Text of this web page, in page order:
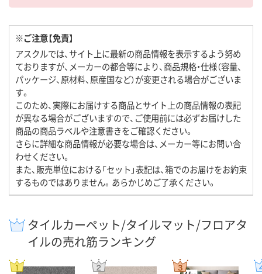
※ご注意【免責】
アスクルでは、サイト上に最新の商品情報を表示するよう努め
ておりますが、メーカーの都合等により、商品規格・仕様（容量、
パッケージ、原材料、原産国など）が変更される場合がございま
す。
このため、実際にお届けする商品とサイト上の商品情報の表記
が異なる場合がございますので、ご使用前には必ずお届けした
商品の商品ラベルや注意書きをご確認ください。
さらに詳細な商品情報が必要な場合は、メーカー等にお問い合
わせください。
また、販売単位における「セット」表記は、箱でのお届けをお約束
するものではありません。あらかじめご了承ください。
タイルカーペット/タイルマット/フロアタ
イルの売れ筋ランキング